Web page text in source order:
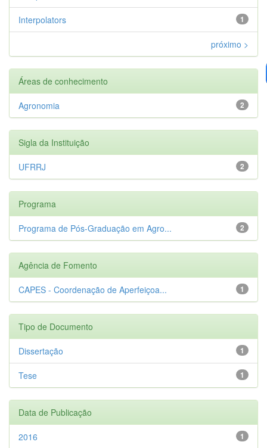
1
Interpolators
próximo >
Áreas de conhecimento
2
Agronomia
Sigla da Instituição
2
UFRRJ
Programa
2
Programa de Pós-Graduação em Agro...
Agência de Fomento
1
CAPES - Coordenação de Aperfeiçoa...
Tipo de Documento
1
Dissertação
1
Tese
Data de Publicação
1
2016